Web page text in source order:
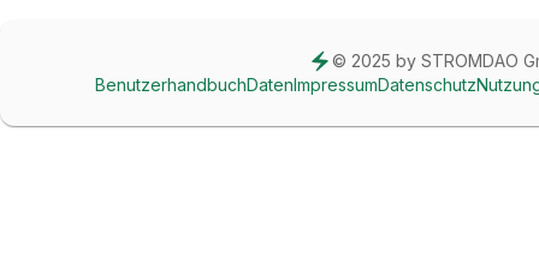
© 2025 by STROMDAO
BenutzerhandbuchDatenImpressumDatenschutz